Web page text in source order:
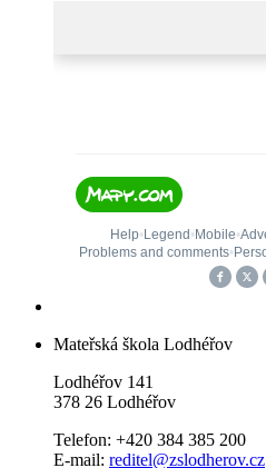
Mateřská škola Lodhéřov
Lodhéřov 141
378 26 Lodhéřov
Telefon: +420 384 385 200
E-mail: reditel@zslodherov.cz